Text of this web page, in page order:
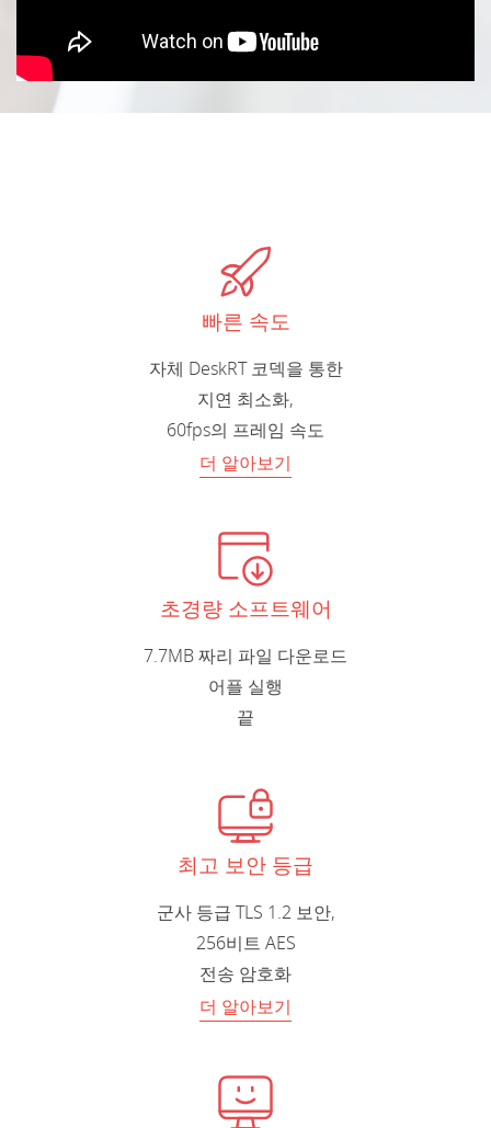
빠른 속도
자체 DeskRT 코덱을 통한
지연 최소화,
60fps의 프레임 속도
더 알아보기
초경량 소프트웨어
7.7MB 짜리 파일 다운로드
어플 실행
끝
최고 보안 등급
군사 등급 TLS 1.2 보안,
256비트 AES
전송 암호화
더 알아보기